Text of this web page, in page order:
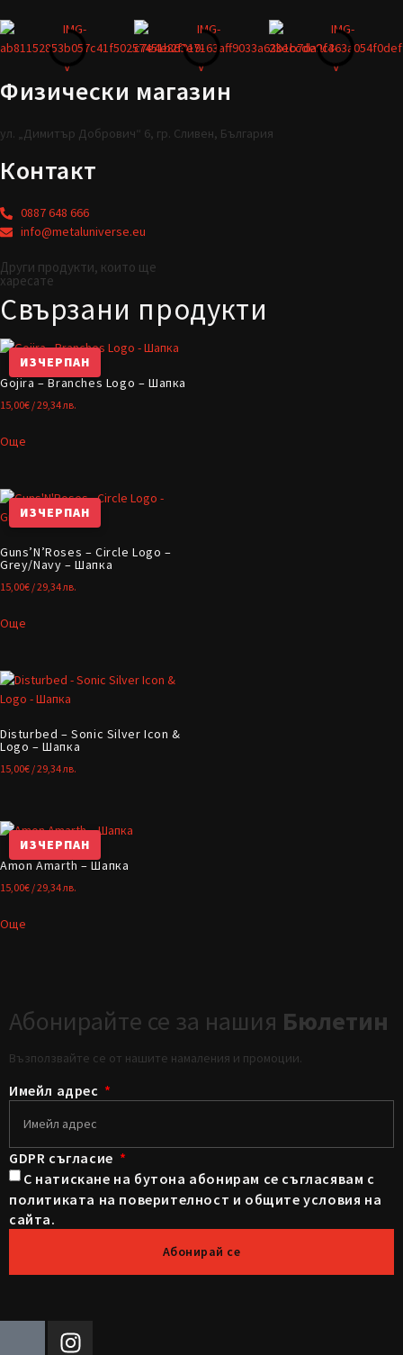
Физически магазин
ул. „Димитър Добрович“ 6, гр. Сливен, България
Контакт
0887 648 666
info@metaluniverse.eu
Други продукти, които ще
харесате
Свързани продукти
ИЗЧЕРПАН
Gojira – Branches Logo – Шапка
15,00€ / 29,34 лв.
Още
ИЗЧЕРПАН
Guns’N’Roses – Circle Logo –
Grey/Navy – Шапка
15,00€ / 29,34 лв.
Още
Disturbed – Sonic Silver Icon &
Logo – Шапка
15,00€ / 29,34 лв.
ИЗЧЕРПАН
Amon Amarth – Шапка
15,00€ / 29,34 лв.
Още
Абонирайте се за нашия Бюлетин
Възползвайте се от нашите намаления и промоции.
Имейл адрес
GDPR съгласие
С натискане на бутона абонирам се съгласявам с
политиката на поверителност и общите условия на
сайта.
Абонирай се